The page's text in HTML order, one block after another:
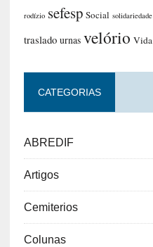
rodízio sefesp Social solidariedade
traslado urnas velório Vida
CATEGORIAS
ABREDIF
Artigos
Cemiterios
Colunas